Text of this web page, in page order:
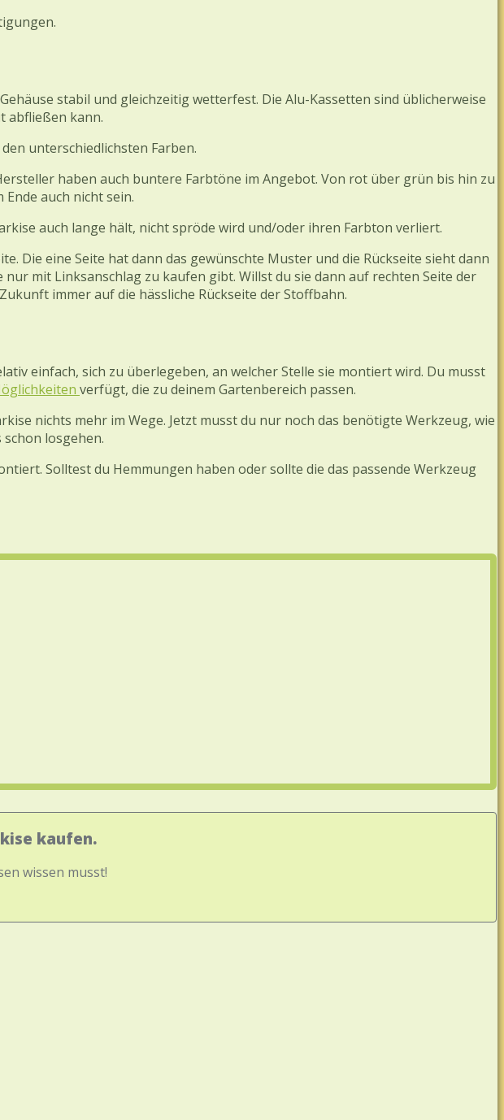
stabil und gleichzeitig wetterfest. Die Alu-Kassetten sind üblicherweise
abfließen kann.
unterschiedlichsten Farben.
haben auch buntere Farbtöne im Angebot. Von rot über grün bis hin zu
auch nicht sein.
auch lange hält, nicht spröde wird und/oder ihren Farbton verliert.
Die eine Seite hat dann das gewünschte Muster und die Rückseite sieht dann
mit Linksanschlag zu kaufen gibt. Willst du sie dann auf rechten Seite der
immer auf die hässliche Rückseite der Stoffbahn.
einfach, sich zu überlegeben, an welcher Stelle sie montiert wird. Du musst
verfügt, die zu deinem Gartenbereich passen.
nichts mehr im Wege. Jetzt musst du nur noch das benötigte Werkzeug, wie
losgehen.
Solltest du Hemmungen haben oder sollte die das passende Werkzeug
kaufen.
wissen musst!